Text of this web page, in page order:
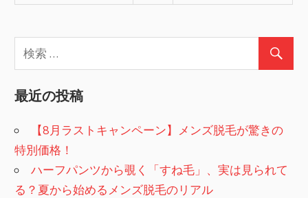
最近の投稿
【8月ラストキャンペーン】メンズ脱毛が驚きの
特別価格！
ハーフパンツから覗く「すね毛」、実は見られて
る？夏から始めるメンズ脱毛のリアル